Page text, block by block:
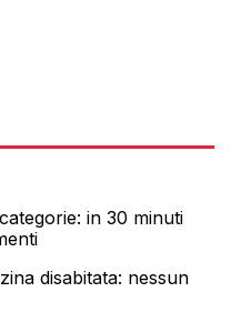
in 30 minuti
disabitata: nessun